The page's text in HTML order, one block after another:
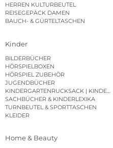
HERREN KULTURBEUTEL
REISEGEPÄCK DAMEN
BAUCH- & GÜRTELTASCHEN
Kinder
BILDERBÜCHER
HÖRSPIELBOXEN
HÖRSPIEL ZUBEHÖR
JUGENDBÜCHER
SACHBÜCHER & KINDERLEXIKA
TURNBEUTEL & SPORTTASCHEN
KLEIDER
Home & Beauty